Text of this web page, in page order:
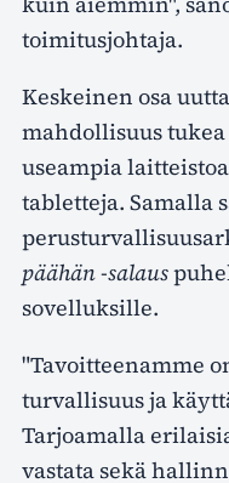
toimitusjohtaja.
Keskeinen osa
mahdollisuus
useampia
tabletteja. Samalla
päähän -salaus
sovelluksille.
"Tavoitteenamme
turvallisuus ja
Tarjoamalla
vastata sekä